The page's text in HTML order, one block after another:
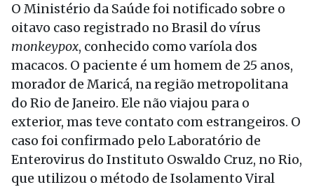
O Ministério da Saúde foi notificado sobre o
oitavo caso registrado no Brasil do vírus
monkeypox, conhecido como varíola dos
macacos. O paciente é um homem de 25 anos,
morador de Maricá, na região metropolitana
do Rio de Janeiro. Ele não viajou para o
exterior, mas teve contato com estrangeiros. O
caso foi confirmado pelo Laboratório de
Enterovirus do Instituto Oswaldo Cruz, no Rio,
que utilizou o método de Isolamento Viral